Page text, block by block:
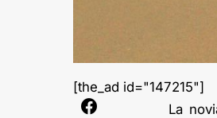
[the_ad id="147215"]
La